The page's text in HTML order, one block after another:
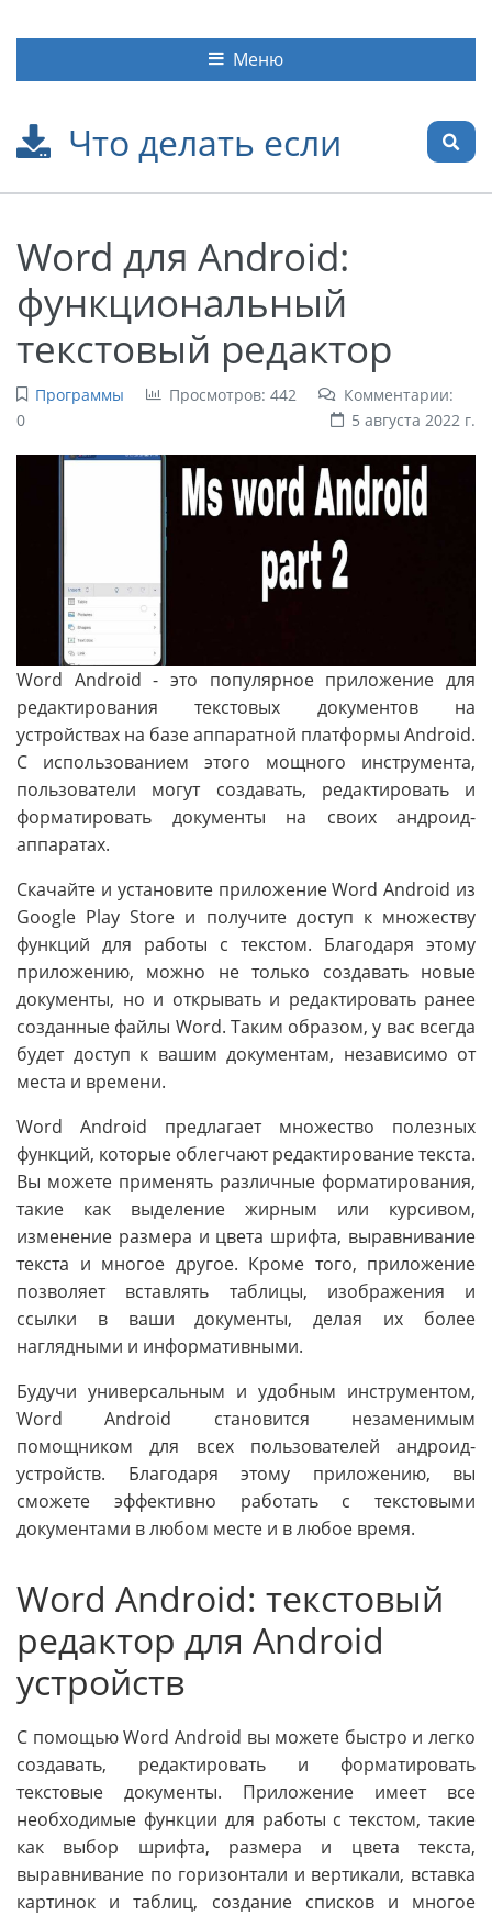
Что делать если
Меню
Word для Android:
функциональный
текстовый редактор
Программы Просмотров: 442
Комментарии:
0
5 августа 2022 г.
Word Android - это популярное приложение для
редактирования текстовых документов на
устройствах на базе аппаратной платформы Android.
С использованием этого мощного инструмента,
пользователи могут создавать, редактировать и
форматировать документы на своих андроид-
аппаратах.
Скачайте и установите приложение Word Android из
Google Play Store и получите доступ к множеству
функций для работы с текстом. Благодаря этому
приложению, можно не только создавать новые
документы, но и открывать и редактировать ранее
созданные файлы Word. Таким образом, у вас всегда
будет доступ к вашим документам, независимо от
места и времени.
Word Android предлагает множество полезных
функций, которые облегчают редактирование текста.
Вы можете применять различные форматирования,
такие как выделение жирным или курсивом,
изменение размера и цвета шрифта, выравнивание
текста и многое другое. Кроме того, приложение
позволяет вставлять таблицы, изображения и
ссылки в ваши документы, делая их более
наглядными и информативными.
Будучи универсальным и удобным инструментом,
Word Android становится незаменимым
помощником для всех пользователей андроид-
устройств. Благодаря этому приложению, вы
сможете эффективно работать с текстовыми
документами в любом месте и в любое время.
Word Android: текстовый
редактор для Android
устройств
С помощью Word Android вы можете быстро и легко
создавать, редактировать и форматировать
текстовые документы. Приложение имеет все
необходимые функции для работы с текстом, такие
как выбор шрифта, размера и цвета текста,
выравнивание по горизонтали и вертикали, вставка
картинок и таблиц, создание списков и многое